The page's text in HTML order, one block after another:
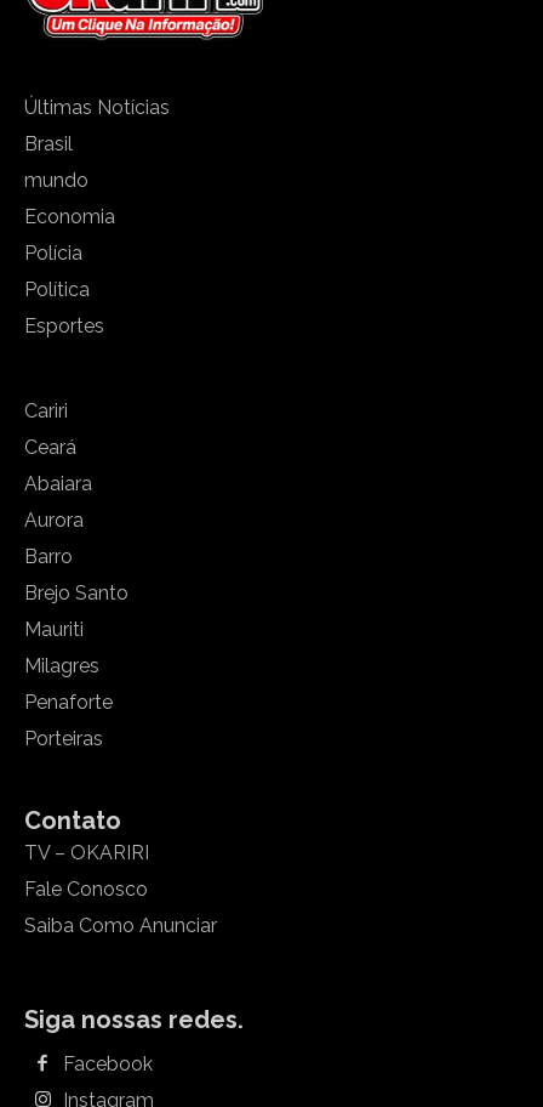
Últimas Notícias
Brasil
mundo
Economia
Polícia
Política
Esportes
Cariri
Ceará
Abaiara
Aurora
Barro
Brejo Santo
Mauriti
Milagres
Penaforte
Porteiras
Contato
TV – OKARIRI
Fale Conosco
Saiba Como Anunciar
Siga nossas redes.
Facebook
Instagram